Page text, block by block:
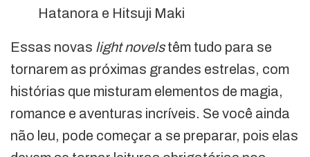
Hatanora e Hitsuji Maki
Essas novas light novelstêm tudo para se
tornarem as próximas grandes estrelas, com
histórias que misturam elementos de magia,
romance e aventuras incríveis. Se você ainda
não leu, pode começar a se preparar, pois elas